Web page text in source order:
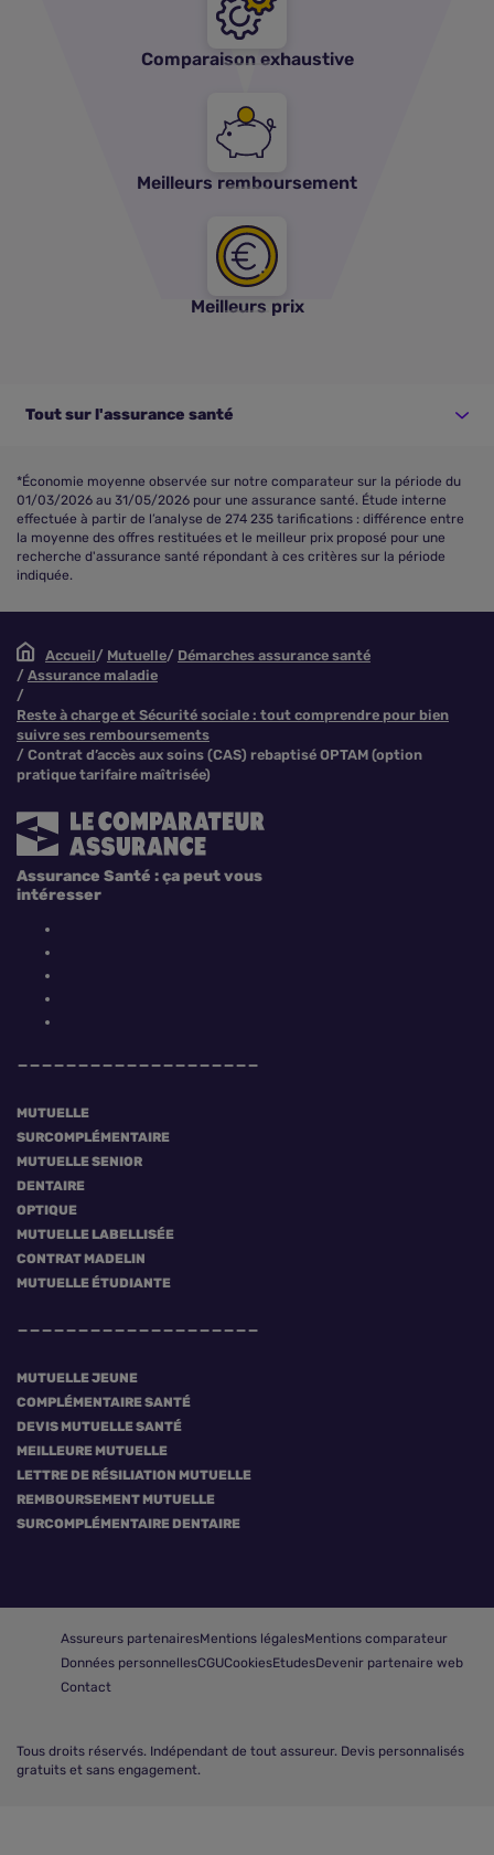
Comparaison exhaustive
Meilleurs remboursement
Meilleurs prix
Tout sur l'assurance santé
*Économie moyenne observée sur notre comparateur sur la période du
01/03/2026 au 31/05/2026 pour une assurance santé. Étude interne
effectuée à partir de l’analyse de 274 235 tarifications : différence entre
la moyenne des offres restituées et le meilleur prix proposé pour une
recherche d'assurance santé répondant à ces critères sur la période
indiquée.
Accueil Mutuelle
Démarches assurance santé
Assurance maladie
Reste à charge et Sécurité sociale : tout comprendre pour bien
suivre ses remboursements
Contrat d’accès aux soins (CAS) rebaptisé OPTAM (option
pratique tarifaire maîtrisée)
MUTUELLE
SURCOMPLÉMENTAIRE
MUTUELLE SENIOR
DENTAIRE
OPTIQUE
MUTUELLE LABELLISÉE
CONTRAT MADELIN
MUTUELLE ÉTUDIANTE
MUTUELLE JEUNE
COMPLÉMENTAIRE SANTÉ
DEVIS MUTUELLE SANTÉ
MEILLEURE MUTUELLE
LETTRE DE RÉSILIATION MUTUELLE
REMBOURSEMENT MUTUELLE
SURCOMPLÉMENTAIRE DENTAIRE
Assurance Santé : ça peut vous
intéresser
Assureurs partenairesMentions légalesMentions comparateur
Données personnellesCGUCookiesEtudesDevenir partenaire web
Contact
Tous droits réservés. Indépendant de tout assureur. Devis personnalisés
gratuits et sans engagement.